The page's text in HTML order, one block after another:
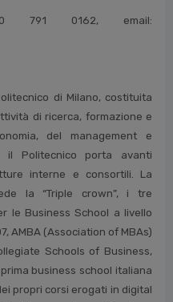
791 0162, email:
di Milano, costituita
di ricerca, formazione e
del management e
il Politecnico porta avanti
interne e consortili. La
la “Triple crown”, i tre
le Business School a livello
AMBA (Association of MBAs)
Schools of Business,
business school italiana
propri corsi erogati in digital